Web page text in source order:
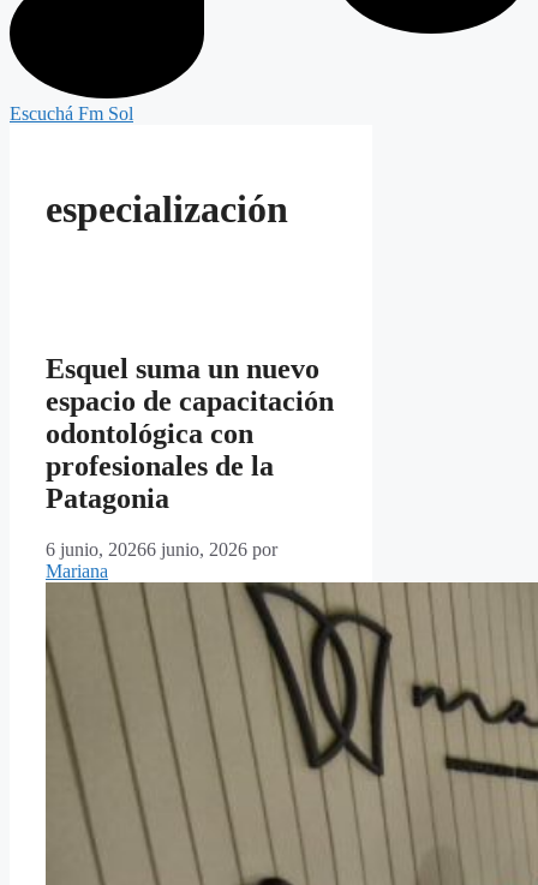
Escuchá Fm Sol
especialización
Esquel suma un nuevo
espacio de capacitación
odontológica con
profesionales de la
Patagonia
6 junio, 20266 junio, 2026 por
Mariana